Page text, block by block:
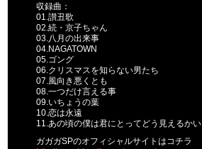
収録曲：
01.讃丑歌
02.続・京子ちゃん
03.八月の出来事
04.NAGATOWN
05.ゴング
06.クリスマスを知らない男たち
07.風向き悪くとも
08.一つだけ言える事
09.いちょうの葉
10.恋は永遠
11.あの頃の僕は君にとってどう見えるかい
ガガガSPのオフィシャルサイトはコチラ